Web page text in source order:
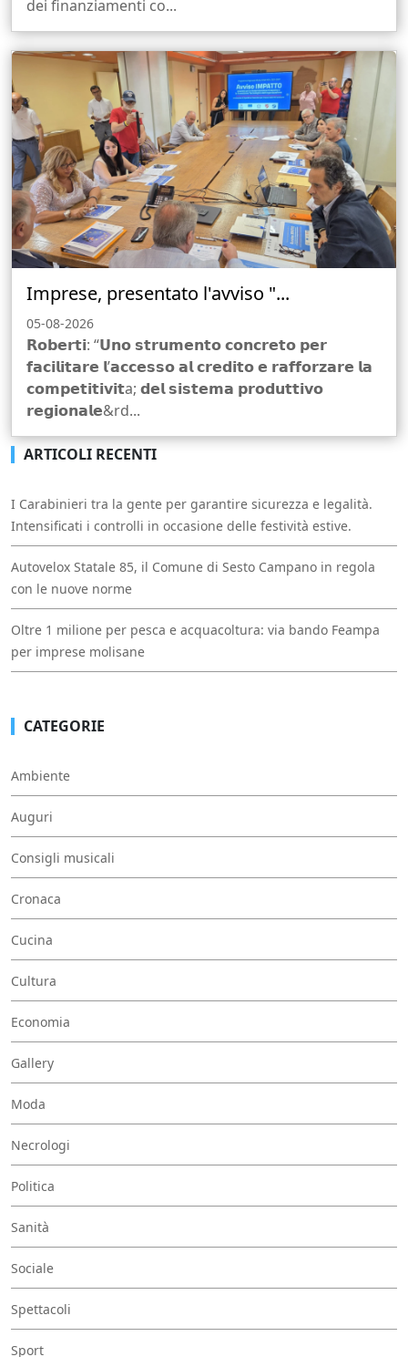
dei finanziamenti co...
Imprese, presentato l'avviso "...
05-08-2026
𝗥𝗼𝗯𝗲𝗿𝘁𝗶: “𝗨𝗻𝗼 𝘀𝘁𝗿𝘂𝗺𝗲𝗻𝘁𝗼 𝗰𝗼𝗻𝗰𝗿𝗲𝘁𝗼 𝗽𝗲𝗿
𝗳𝗮𝗰𝗶𝗹𝗶𝘁𝗮𝗿𝗲 𝗹’𝗮𝗰𝗰𝗲𝘀𝘀𝗼 𝗮𝗹 𝗰𝗿𝗲𝗱𝗶𝘁𝗼 𝗲 𝗿𝗮𝗳𝗳𝗼𝗿𝘇𝗮𝗿𝗲 𝗹𝗮
𝗰𝗼𝗺𝗽𝗲𝘁𝗶𝘁𝗶𝘃𝗶𝘁a; 𝗱𝗲𝗹 𝘀𝗶𝘀𝘁𝗲𝗺𝗮 𝗽𝗿𝗼𝗱𝘂𝘁𝘁𝗶𝘃𝗼
𝗿𝗲𝗴𝗶𝗼𝗻𝗮𝗹𝗲&rd...
ARTICOLI RECENTI
I Carabinieri tra la gente per garantire sicurezza e legalità.
Intensificati i controlli in occasione delle festività estive.
Autovelox Statale 85, il Comune di Sesto Campano in regola
con le nuove norme
Oltre 1 milione per pesca e acquacoltura: via bando Feampa
per imprese molisane
CATEGORIE
Ambiente
Auguri
Consigli musicali
Cronaca
Cucina
Cultura
Economia
Gallery
Moda
Necrologi
Politica
Sanità
Sociale
Spettacoli
Sport